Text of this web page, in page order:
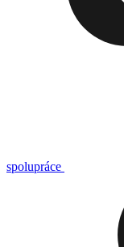
spolupráce